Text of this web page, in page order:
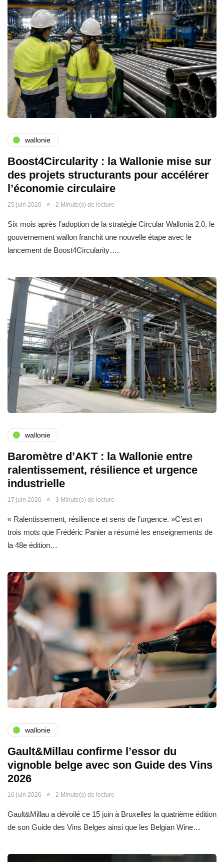
wallonie
Boost4Circularity : la Wallonie mise sur
des projets structurants pour accélérer
l’économie circulaire
25 juin 2026 2 Minute(s) de lecture
Six mois après l’adoption de la stratégie Circular Wallonia 2.0, le
gouvernement wallon franchit une nouvelle étape avec le
lancement de Boost4Circularity….
wallonie
Baromètre d’AKT : la Wallonie entre
ralentissement, résilience et urgence
industrielle
17 juin 2026 3 Minute(s) de lecture
« Ralentissement, résilience et sens de l’urgence. »C’est en
trois mots que Frédéric Panier a résumé les enseignements de
la 48e édition…
wallonie
Gault&Millau confirme l’essor du
vignoble belge avec son Guide des Vins
2026
16 juin 2026 2 Minute(s) de lecture
Gault&Millau a dévoilé ce 15 juin à Bruxelles la quatrième édition
de son Guide des Vins Belges ainsi que les Belgian Wine…